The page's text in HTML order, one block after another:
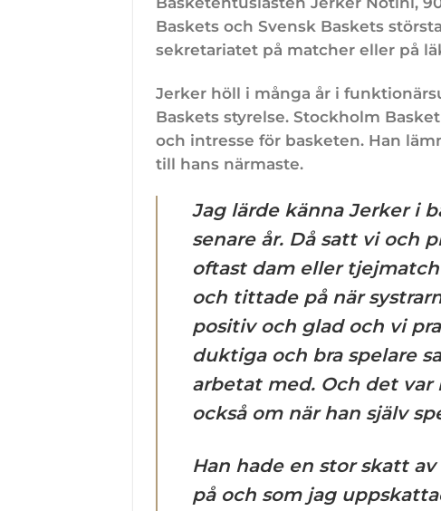
Baskets och Svensk Baskets
sekretariatet på matcher eller på
Jerker höll i många år i
Baskets styrelse. Stockholm
och intresse för basketen. Han
till hans närmaste.
Jag lärde känna Jerker i
senare år. Då satt vi och
oftast dam eller
och tittade på när
positiv och glad och vi
duktiga och bra spelare
arbetat med. Och det var
också om när han själv
Han hade en stor skatt
på och som jag